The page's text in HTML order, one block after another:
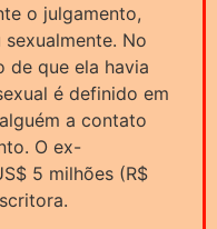
o julgamento,
No
de que ela havia
é definido em
a contato
O ex-
5 milhões (R$